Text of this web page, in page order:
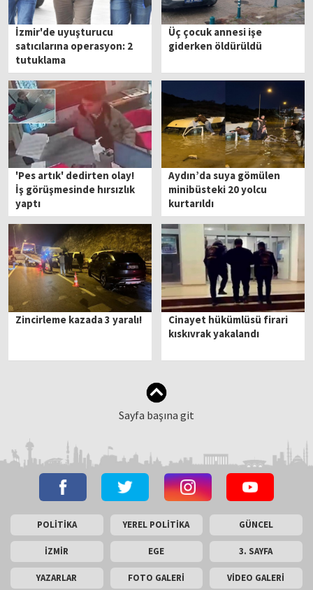
İzmir'de uyuşturucu
satıcılarına operasyon: 2
tutuklama
Üç çocuk annesi işe
giderken öldürüldü
'Pes artık' dedirten olay!
İş görüşmesinde hırsızlık
yaptı
Aydın’da suya gömülen
minibüsteki 20 yolcu
kurtarıldı
Zincirleme kazada 3 yaralı!
Cinayet hükümlüsü firari
kıskıvrak yakalandı
Sayfa başına git
POLİTİKA YEREL POLİTİKA GÜNCEL
İZMİR EGE 3. SAYFA
YAZARLAR FOTO GALERİ VİDEO GALERİ